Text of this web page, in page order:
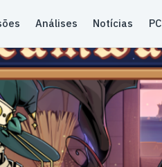
Análises Notícias PC